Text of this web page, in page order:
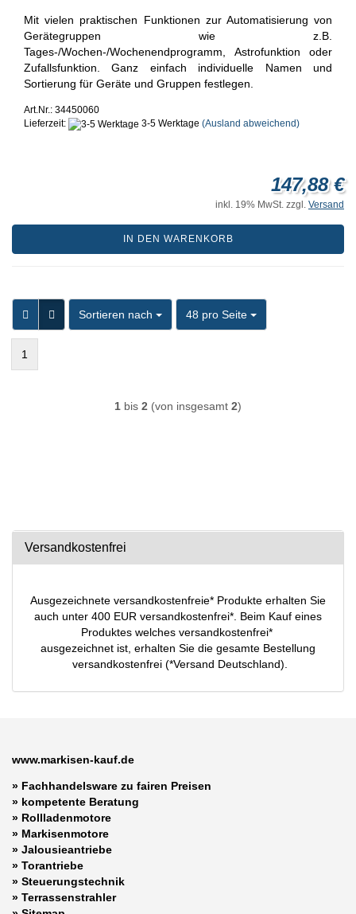
Mit vielen praktischen Funktionen zur Automatisierung von
Gerätegruppen wie z.B.
Tages-/Wochen-/Wochenendprogramm, Astrofunktion oder
Zufallsfunktion. Ganz einfach individuelle Namen und
Sortierung für Geräte und Gruppen festlegen.
Art.Nr.: 34450060
Lieferzeit:
3-5 Werktage (Ausland abweichend)
147,88 €
inkl. 19% MwSt. zzgl. Versand
IN DEN WARENKORB
Sortieren nach
Sortieren nach 48 pro Seite
pro Seite
1
1 bis 2 (von insgesamt 2)
Versandkostenfrei
Ausgezeichnete versandkostenfreie* Produkte erhalten Sie
auch unter 400 EUR versandkostenfrei*. Beim Kauf eines
Produktes welches versandkostenfrei*
ausgezeichnet ist, erhalten Sie die gesamte Bestellung
versandkostenfrei (*Versand Deutschland).
www.markisen-kauf.de
» Fachhandelsware zu fairen Preisen
» kompetente Beratung
» Rollladenmotore
» Markisenmotore
» Jalousieantriebe
» Torantriebe
» Steuerungstechnik
» Terrassenstrahler